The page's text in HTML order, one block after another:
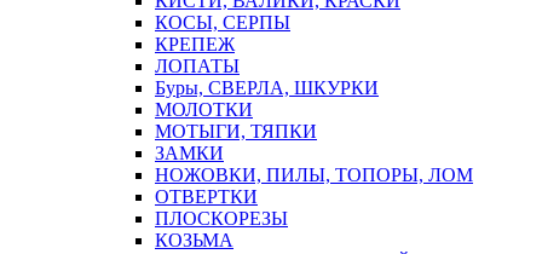
КОСЫ, СЕРПЫ
КРЕПЕЖ
ЛОПАТЫ
Буры, СВЕРЛА, ШКУРКИ
МОЛОТКИ
МОТЫГИ, ТЯПКИ
ЗАМКИ
НОЖОВКИ, ПИЛЫ, ТОПОРЫ, ЛОМ
ОТВЕРТКИ
ПЛОСКОРЕЗЫ
КОЗЬМА